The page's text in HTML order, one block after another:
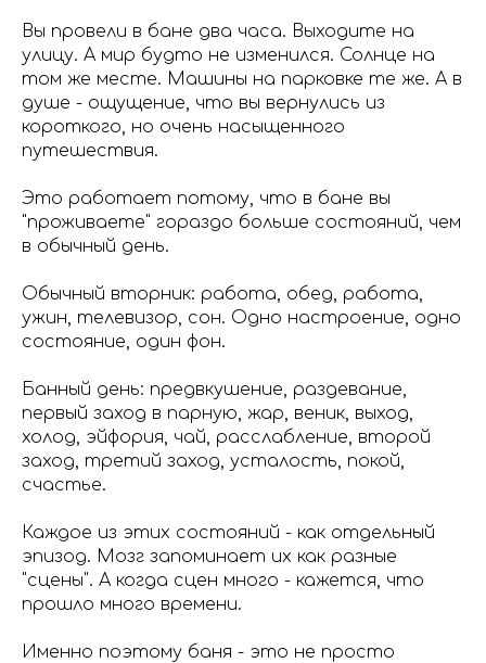
Вы провели в бане два часа. Выходите на
улицу. А мир будто не изменился. Солнце на
том же месте. Машины на парковке те же. А в
душе - ощущение, что вы вернулись из
короткого, но очень насыщенного
путешествия.
Это работает потому, что в бане вы
"проживаете" гораздо больше состояний, чем
в обычный день.
Обычный вторник: работа, обед, работа,
ужин, телевизор, сон. Одно настроение, одно
состояние, один фон.
Банный день: предвкушение, раздевание,
первый заход в парную, жар, веник, выход,
холод, эйфория, чай, расслабление, второй
заход, третий заход, усталость, покой,
счастье.
Каждое из этих состояний - как отдельный
эпизод. Мозг запоминает их как разные
"сцены". А когда сцен много - кажется, что
прошло много времени.
Именно поэтому баня - это не просто